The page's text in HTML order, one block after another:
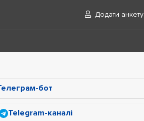
Додати анкету
бот
Telegram-каналі